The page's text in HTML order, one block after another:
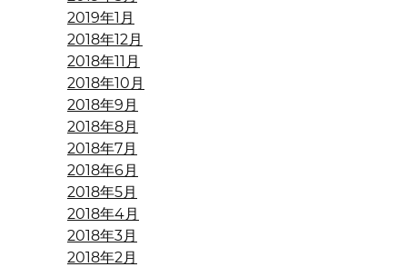
2019年1月
2018年12月
2018年11月
2018年10月
2018年9月
2018年8月
2018年7月
2018年6月
2018年5月
2018年4月
2018年3月
2018年2月